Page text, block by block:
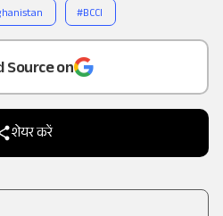
as a
Source on
शेयर करें
#BCCI